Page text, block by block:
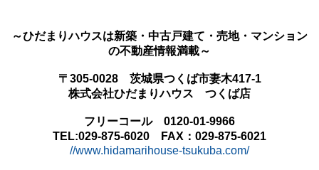
～ひだまりハウスは新築・中古戸建て・売地・マンション
の不動産情報満載～
〒305-0028 茨城県つくば市妻木417-1
株式会社ひだまりハウス つくば店
フリーコール 0120-01-9966
TEL:029-875-6020 FAX：029-875-6021
//www.hidamarihouse-tsukuba.com/